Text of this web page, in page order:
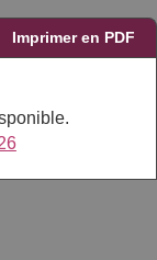
Imprimer en PDF